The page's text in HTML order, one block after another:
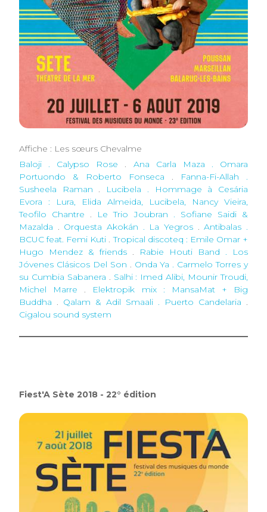
Affiche : Les sœurs Chevalme
Baloji . Calypso Rose . Ana Carla Maza . Omara
Portuondo & Roberto Fonseca .
Fanna-Fi-Allah .
Susheela Raman .
Lucibela . Hommage à Cesária
Evora : Lura, Elida Almeida, Lucibela, Nancy Vieira,
Teofilo Chantre . Le Trio Joubran . Sofiane Saidi &
Mazalda . Orquesta Akokán . La Yegros .Antibalas .
BCUC feat. Femi Kuti .Tropical discoteq : Emile Omar +
Hugo Mendez & friends .
Rabie Houti Band . Los
Jóvenes Clásicos Del Son . Onda Ya . Carmelo Torres y
su Cumbia Sabanera . Salhi : Imed Alibi, Mounir Troudi,
Michel Marre . Elektropik mix : MansaMat + Big
Buddha . Qalam & Adil Smaali . Puerto Candelaria .
Cigalou sound system
Fiest'A Sète 2018 - 22° édition